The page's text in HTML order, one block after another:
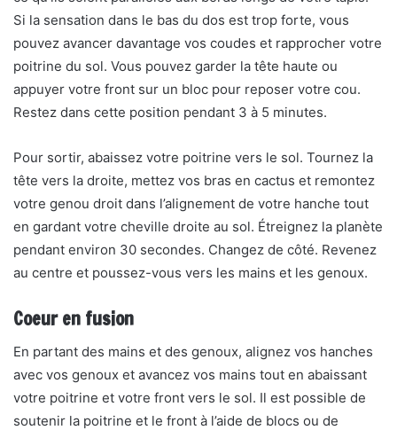
Si la sensation dans le bas du dos est trop forte, vous
pouvez avancer davantage vos coudes et rapprocher votre
poitrine du sol. Vous pouvez garder la tête haute ou
appuyer votre front sur un bloc pour reposer votre cou.
Restez dans cette position pendant 3 à 5 minutes.
Pour sortir, abaissez votre poitrine vers le sol. Tournez la
tête vers la droite, mettez vos bras en cactus et remontez
votre genou droit dans l’alignement de votre hanche tout
en gardant votre cheville droite au sol. Étreignez la planète
pendant environ 30 secondes. Changez de côté. Revenez
au centre et poussez-vous vers les mains et les genoux.
Coeur en fusion
En partant des mains et des genoux, alignez vos hanches
avec vos genoux et avancez vos mains tout en abaissant
votre poitrine et votre front vers le sol. Il est possible de
soutenir la poitrine et le front à l’aide de blocs ou de